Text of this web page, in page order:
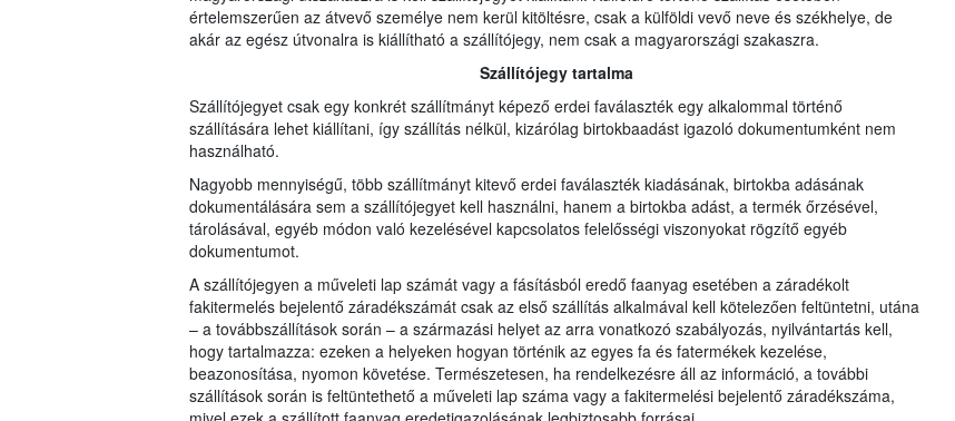
értelemszerűen az átvevő személye nem kerül kitöltésre, csak a külföldi vevő neve és székhelye, de
akár az egész útvonalra is kiállítható a szállítójegy, nem csak a magyarországi szakaszra.
Szállítójegy tartalma
Szállítójegyet csak egy konkrét szállítmányt képező erdei faválaszték egy alkalommal történő
szállítására lehet kiállítani, így szállítás nélkül, kizárólag birtokbaadást igazoló dokumentumként nem
használható.
Nagyobb mennyiségű, több szállítmányt kitevő erdei faválaszték kiadásának, birtokba adásának
dokumentálására sem a szállítójegyet kell használni, hanem a birtokba adást, a termék őrzésével,
tárolásával, egyéb módon való kezelésével kapcsolatos felelősségi viszonyokat rögzítő egyéb
dokumentumot.
A szállítójegyen a műveleti lap számát vagy a fásításból eredő faanyag esetében a záradékolt
fakitermelés bejelentő záradékszámát csak az első szállítás alkalmával kell kötelezően feltüntetni, utána
– a továbbszállítások során – a származási helyet az arra vonatkozó szabályozás, nyilvántartás kell,
hogy tartalmazza: ezeken a helyeken hogyan történik az egyes fa és fatermékek kezelése,
beazonosítása, nyomon követése. Természetesen, ha rendelkezésre áll az információ, a további
szállítások során is feltüntethető a műveleti lap száma vagy a fakitermelési bejelentő záradékszáma,